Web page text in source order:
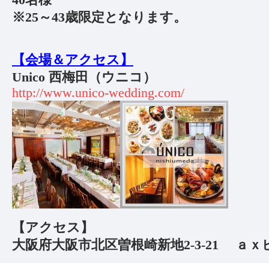
※25～43歳限定となります。
【会場＆アクセス】
Unico 西梅田（ウニコ）
http://www.unico-wedding.com/
【アクセス】
大阪府大阪市北区曽根崎新地2-3-21 ａｘ